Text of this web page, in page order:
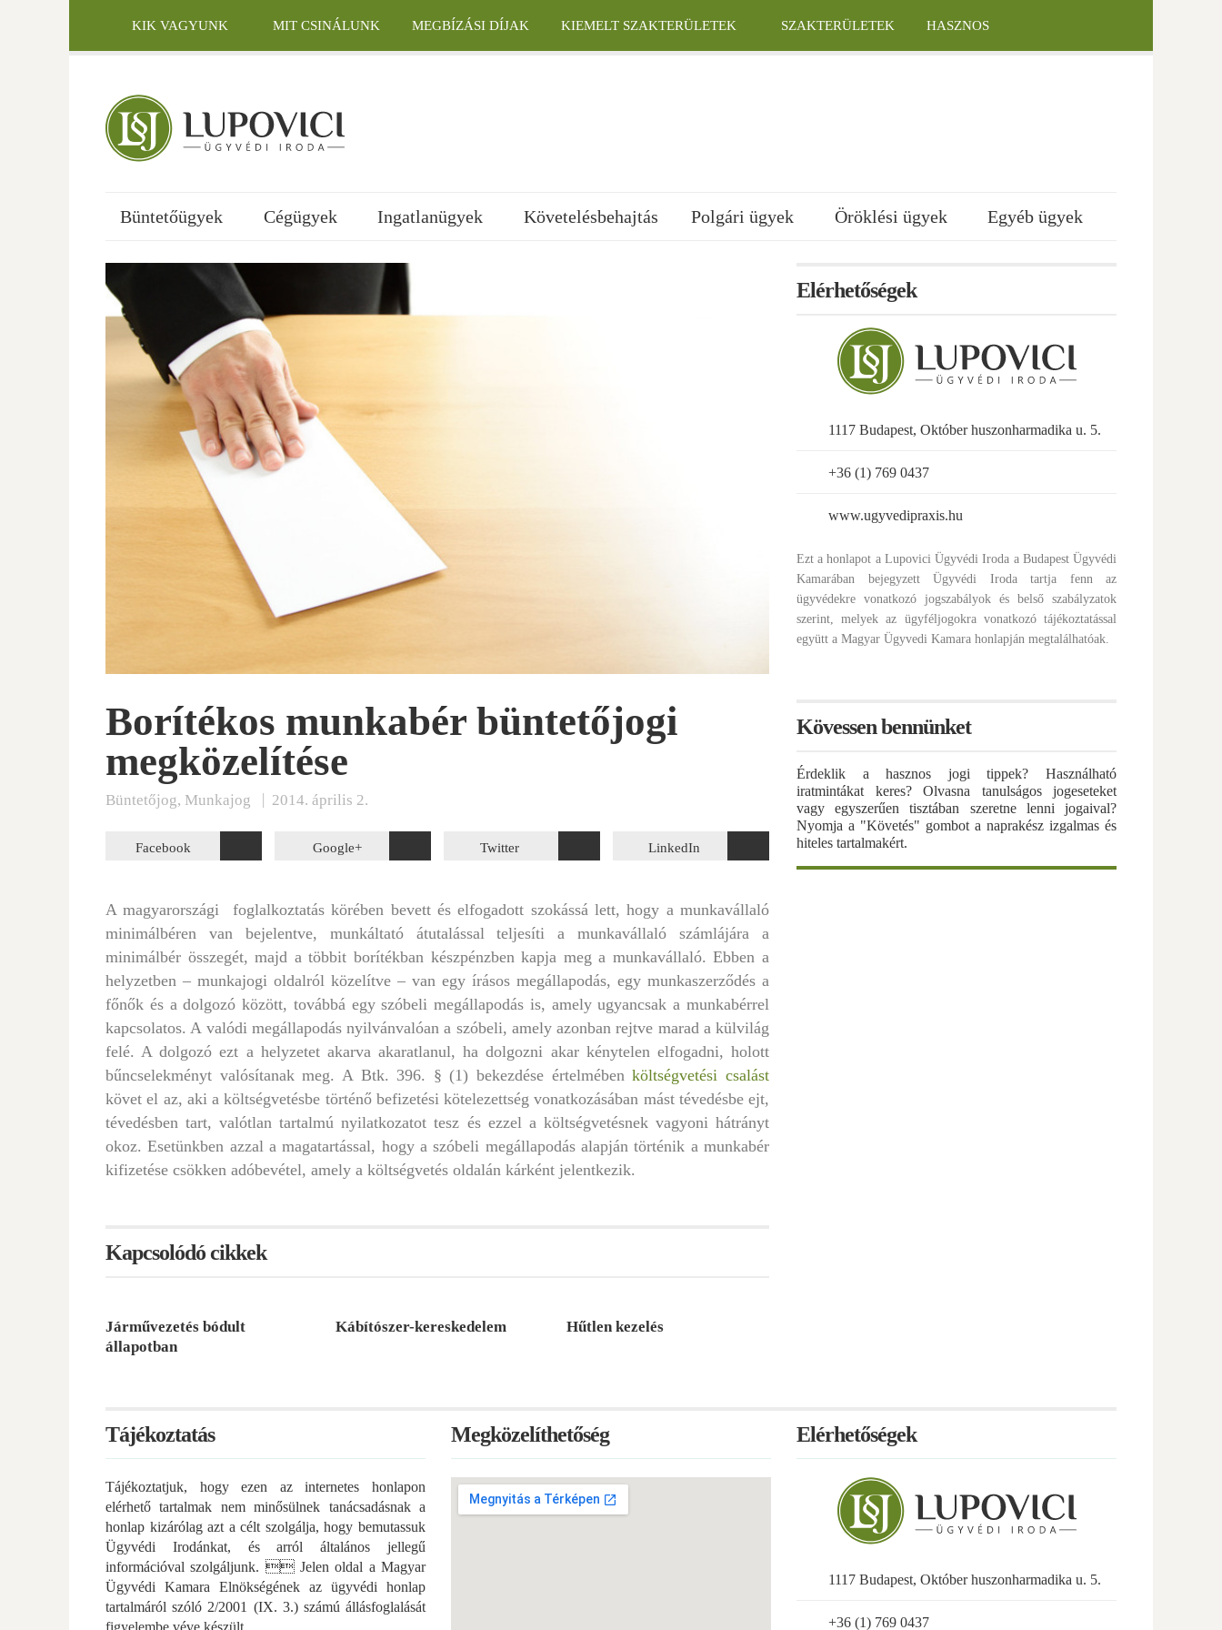
KIK VAGYUNK MIT CSINÁLUNK MEGBÍZÁSI DÍJAK KIEMELT SZAKTERÜLETEK SZAKTERÜLETEK HASZNOS
Büntetőügyek Cégügyek Ingatlanügyek Követelésbehajtás Polgári ügyek Öröklési ügyek Egyéb ügyek
Post
navigation
Borítékos munkabér büntetőjogi
megközelítése
Büntetőjog, Munkajog | 2014. április 2.
Facebook Google+ Twitter LinkedIn
A magyarországi foglalkoztatás körében bevett és elfogadott szokássá lett, hogy a munkavállaló
minimálbéren van bejelentve, munkáltató átutalással teljesíti a munkavállaló számlájára a
minimálbér összegét, majd a többit borítékban készpénzben kapja meg a munkavállaló. Ebben a
helyzetben – munkajogi oldalról közelítve – van egy írásos megállapodás, egy munkaszerződés a
főnők és a dolgozó között, továbbá egy szóbeli megállapodás is, amely ugyancsak a munkabérrel
kapcsolatos. A valódi megállapodás nyilvánvalóan a szóbeli, amely azonban rejtve marad a külvilág
felé. A dolgozó ezt a helyzetet akarva akaratlanul, ha dolgozni akar kénytelen elfogadni, holott
bűncselekményt valósítanak meg. A Btk. 396. § (1) bekezdése értelmébenköltségvetési csalást
követ el az, aki a költségvetésbe történő befizetési kötelezettség vonatkozásában mást tévedésbe ejt,
tévedésben tart, valótlan tartalmú nyilatkozatot tesz és ezzel a költségvetésnek vagyoni hátrányt
okoz. Esetünkben azzal a magatartással, hogy a szóbeli megállapodás alapján történik a munkabér
kifizetése csökken adóbevétel, amely a költségvetés oldalán kárként jelentkezik.
Kapcsolódó cikkek
Járművezetés bódult
állapotban
Kábítószer-kereskedelem Hűtlen kezelés
Elérhetőségek
1117 Budapest, Október huszonharmadika u. 5.
+36 (1) 769 0437
www.ugyvedipraxis.hu
Ezt a honlapot a Lupovici Ügyvédi Iroda a Budapest Ügyvédi
Kamarában bejegyzett Ügyvédi Iroda tartja fenn az
ügyvédekre vonatkozó jogszabályok és belső szabályzatok
szerint, melyek az ügyféljogokra vonatkozó tájékoztatással
együtt a Magyar Ügyvedi Kamara honlapján megtalálhatóak.
Kövessen bennünket
Érdeklik a hasznos jogi tippek? Használható
iratmintákat keres? Olvasna tanulságos jogeseteket
vagy egyszerűen tisztában szeretne lenni jogaival?
Nyomja a "Követés" gombot a naprakész izgalmas és
hiteles tartalmakért.
Tájékoztatás
Tájékoztatjuk, hogy ezen az internetes honlapon
elérhető tartalmak nem minősülnek tanácsadásnak a
honlap kizárólag azt a célt szolgálja, hogy bemutassuk
Ügyvédi Irodánkat, és arról általános jellegű
információval szolgáljunk.  Jelen oldal a Magyar
Ügyvédi Kamara Elnökségének az ügyvédi honlap
tartalmáról szóló 2/2001 (IX. 3.) számú állásfoglalását
Megközelíthetőség Elérhetőségek
1117 Budapest, Október huszonharmadika u. 5.
+36 (1) 769 0437